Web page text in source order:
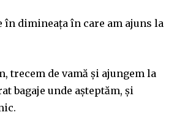
în dimineața în care am ajuns la
trecem de vamă și ajungem la
bagaje unde așteptăm, și